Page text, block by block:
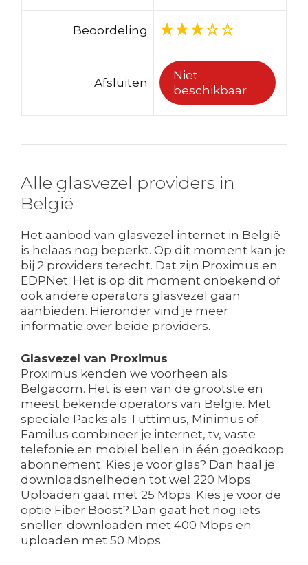
Beoordeling
Afsluiten
Niet
beschikbaar
Alle glasvezel providers in
België
Het aanbod van glasvezel internet in België
is helaas nog beperkt. Op dit moment kan je
bij 2 providers terecht. Dat zijn Proximus en
EDPNet. Het is op dit moment onbekend of
ook andere operators glasvezel gaan
aanbieden. Hieronder vind je meer
informatie over beide providers.
Glasvezel van Proximus
Proximus kenden we voorheen als
Belgacom. Het is een van de grootste en
meest bekende operators van België. Met
speciale Packs als Tuttimus, Minimus of
Familus combineer je internet, tv, vaste
telefonie en mobiel bellen in één goedkoop
abonnement. Kies je voor glas? Dan haal je
downloadsnelheden tot wel 220 Mbps.
Uploaden gaat met 25 Mbps. Kies je voor de
optie Fiber Boost? Dan gaat het nog iets
sneller: downloaden met 400 Mbps en
uploaden met 50 Mbps.